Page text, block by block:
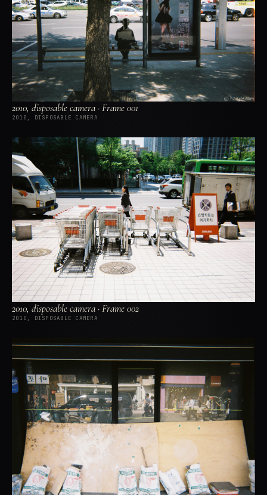
2010, disposable camera · Frame 001
2010, DISPOSABLE CAMERA
2010, disposable camera · Frame 002
2010, DISPOSABLE CAMERA